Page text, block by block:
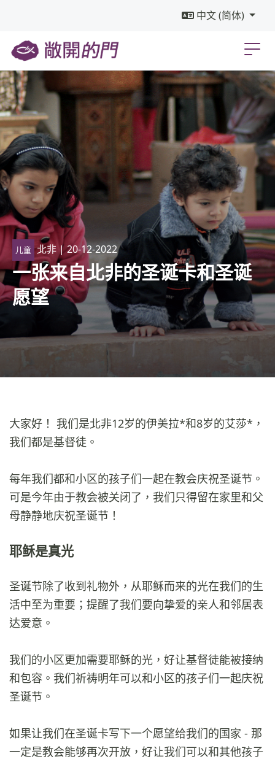
中文 (简体)
儿童 北非| 20-12-2022
一张来自北非的圣诞卡和圣诞
愿望
大家好！ 我们是北非12岁的伊美拉*和8岁的艾莎*，
我们都是基督徒。
每年我们都和小区的孩子们一起在教会庆祝圣诞节。
可是今年由于教会被关闭了，我们只得留在家里和父
母静静地庆祝圣诞节！
耶稣是真光
圣诞节除了收到礼物外，从耶稣而来的光在我们的生
活中至为重要；提醒了我们要向挚爱的亲人和邻居表
达爱意。
我们的小区更加需要耶稣的光，好让基督徒能被接纳
和包容。我们祈祷明年可以和小区的孩子们一起庆祝
圣诞节。
如果让我们在圣诞卡写下一个愿望给我们的国家 - 那
一定是教会能够再次开放，好让我们可以和其他孩子